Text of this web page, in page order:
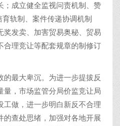
；成立健全监视问责机制、赞
轨制、案件传递协调机制
奖发卖、加害贸易奥秘、贸易
合理竞让等配套规章的制修订
最大卑沉。为进一步提拔反
量，市场监管分局价监竞让局
工做，进一步明白新反不合理
的查处思绪，加强对各地开展